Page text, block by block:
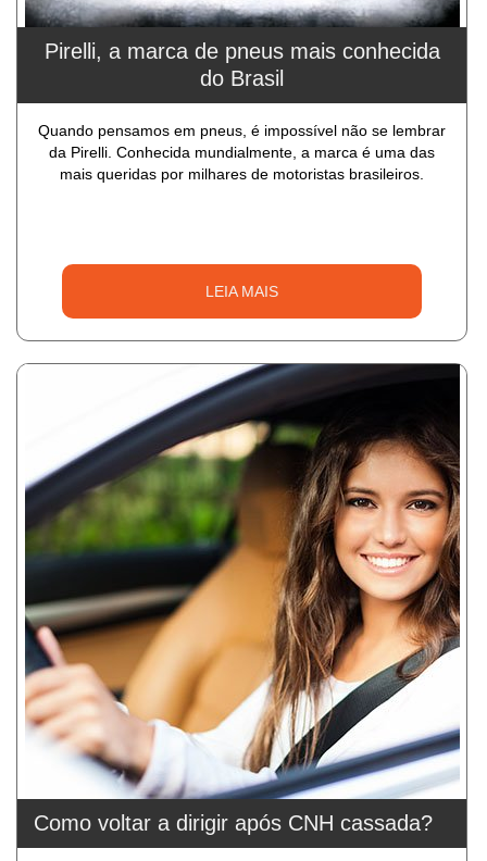
Pirelli, a marca de pneus mais conhecida
do Brasil
Quando pensamos em pneus, é impossível não se lembrar
da Pirelli. Conhecida mundialmente, a marca é uma das
mais queridas por milhares de motoristas brasileiros.
LEIA MAIS
Como voltar a dirigir após CNH cassada?